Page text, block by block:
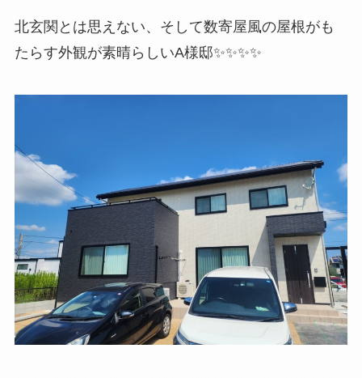
北玄関とは思えない、そして数寄屋風の屋根がも
たらす外観が素晴らしいA様邸✨✨✨✨